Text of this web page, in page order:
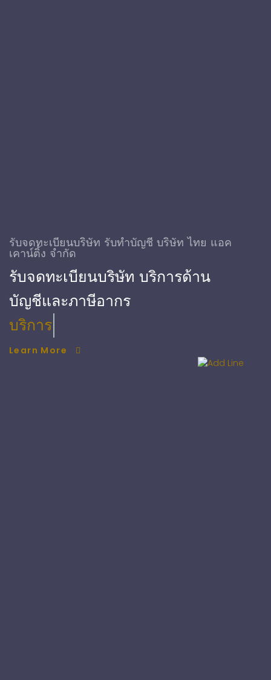
รับจดทะเบียนบริษัท รับทําบัญชี บริษัท ไทย แอค
เคาน์ติ้ง จำกัด
รับจดทะเบียนบริษัท บริการด้าน
บัญชีและภาษีอากร
บริการ ตรวจสอบบัญชี
Learn More